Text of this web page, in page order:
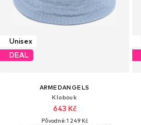
Unisex
DEAL
ARMEDANGELS
Klobouk
643 Kč
Původně: 1 249 Kč